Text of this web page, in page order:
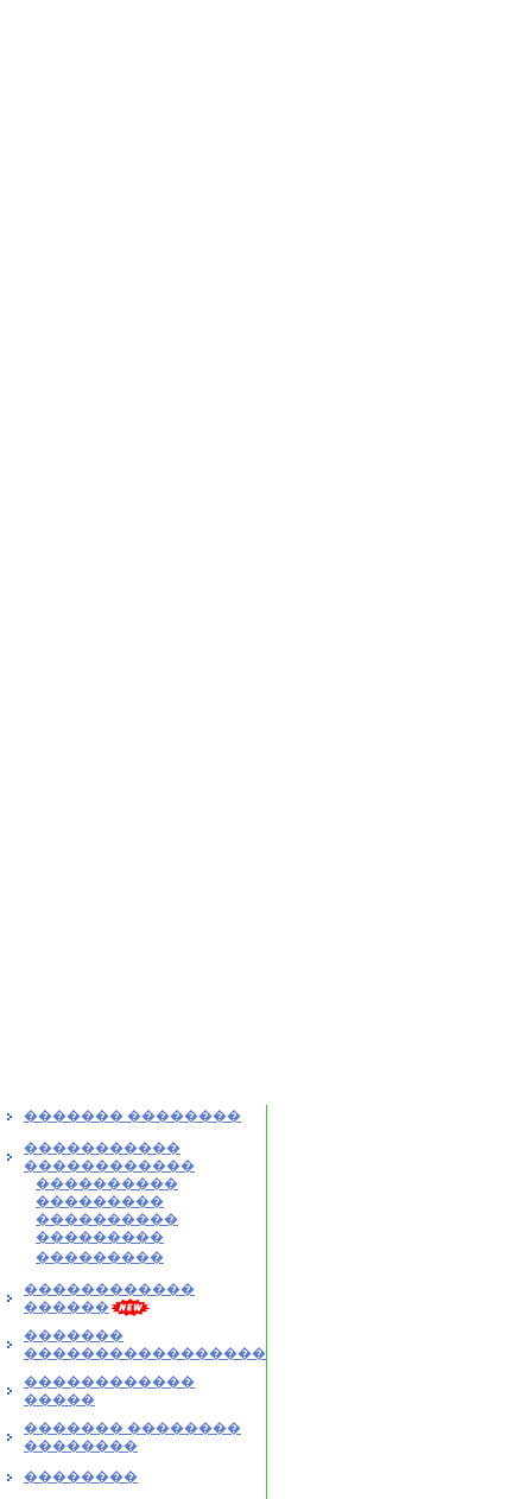
������� ��������
�����������
������������
����������
���������
����������
���������
���������
������������
������
�������
�����������������
������������
�����
������� ��������
��������
��������